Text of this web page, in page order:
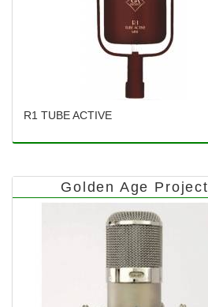
R1 TUBE ACTIVE
Golden Age Project